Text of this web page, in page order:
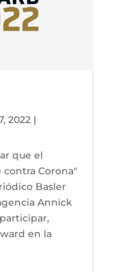
2022|
que el
Corona"
Basler
Annick
en la